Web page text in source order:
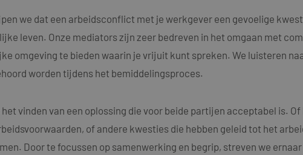
we dat een arbeidsconflict met je werkgever een gevoelige
leven. Onze mediators zijn zeer bedreven in het omgaan met
omgeving te bieden waarin je vrijuit kunt spreken. We luisteren
worden tijdens het bemiddelingsproces.
vinden van een oplossing die voor beide partijen acceptabel is.
of andere kwesties die hebben geleid tot het
Door te focussen op samenwerking en begrip, streven we